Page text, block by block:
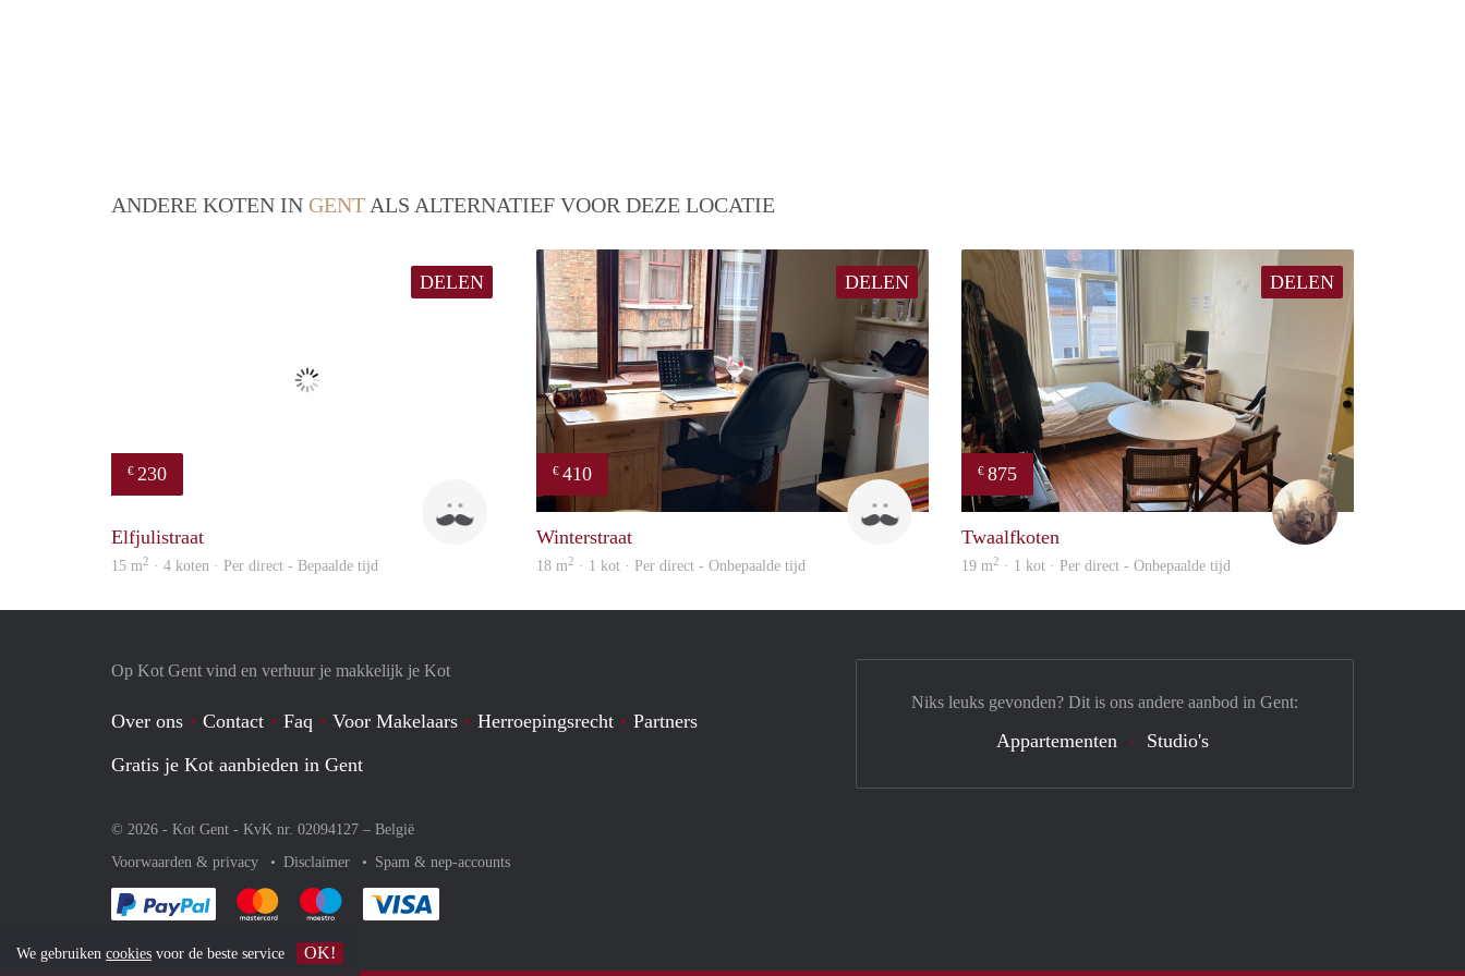
ANDERE KOTEN IN GENT ALS ALTERNATIEF VOOR DEZE LOCATIE
DELEN
€ 230
Elfjulistraat
15 m2 · 4 koten · Per direct - Bepaalde tijd
DELEN
€ 410
Steven
Winterstraat
18 m2 · 1 kot · Per direct - Onbepaalde tijd
DELEN
€ 875
Twaalfkoten
19 m2 · 1 kot · Per direct - Onbepaalde tijd
Op Kot Gent vind en verhuur je makkelijk je Kot
Over ons Contact Faq Voor Makelaars Herroepingsrecht
Partners
Gratis je Kot aanbieden in Gent
© 2026 - Kot Gent - KvK nr. 02094127 – België
Voorwaarden & privacy
Disclaimer Spam & nep-accounts
Je rekent gemakkelijk af met Paypal
Je rekent gemakkelijk af met Mastercard
Je rekent gemakkelijk af met Meastro
Niks leuks gevonden? Dit is ons andere aanbod in Gent:
Appartementen Studio's
We gebruiken cookies voor de beste service OK!